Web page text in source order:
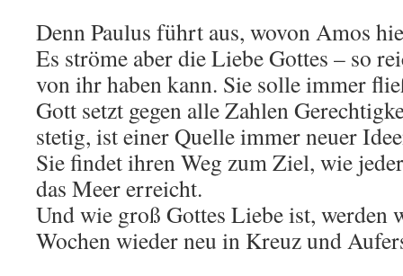
Denn Paulus führt aus, wovon Amos
Es ströme aber die Liebe Gottes – so
von ihr haben kann. Sie solle immer
Gott setzt gegen alle Zahlen
stetig, ist einer Quelle immer neuer
Sie findet ihren Weg zum Ziel, wie
das Meer erreicht.
Und wie groß Gottes Liebe ist, werden
Wochen wieder neu in Kreuz und